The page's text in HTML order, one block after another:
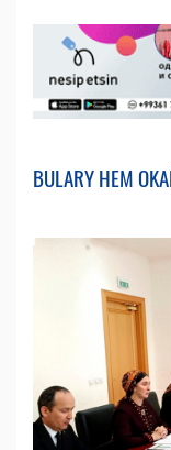
BULARY HEM